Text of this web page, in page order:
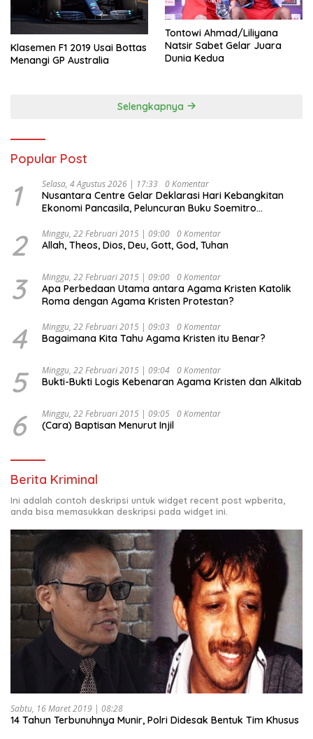
Klasemen F1 2019 Usai Bottas
Menangi GP Australia
Tontowi Ahmad/Liliyana
Natsir Sabet Gelar Juara
Dunia Kedua
Selengkapnya
Popular Post
1 Selasa, 4 Agustus 2026 | 17:33 0 Komentar
Nusantara Centre Gelar Deklarasi Hari Kebangkitan
Ekonomi Pancasila, Peluncuran Buku Soemitro
Ekonomi Politik Indonesia) & Simposium Nasional
“Urgensi Undang-Undang Perekonomian Nasional dan
Indonesia Emas 2045”,
2 Minggu, 22 Februari 2015 | 09:00 0 Komentar
Allah, Theos, Dios, Deu, Gott, God, Tuhan
3 Minggu, 22 Februari 2015 | 09:00 0 Komentar
Apa Perbedaan Utama antara Agama Kristen Katolik
Roma dengan Agama Kristen Protestan?
4 Minggu, 22 Februari 2015 | 09:03 0 Komentar
Bagaimana Kita Tahu Agama Kristen itu Benar?
5 Minggu, 22 Februari 2015 | 09:04 0 Komentar
Bukti-Bukti Logis Kebenaran Agama Kristen dan Alkitab
6 Minggu, 22 Februari 2015 | 09:05 0 Komentar
(Cara) Baptisan Menurut Injil
Berita Kriminal
Ini adalah contoh deskripsi untuk widget recent post wpberita,
anda bisa memasukkan deskripsi pada widget ini.
Sabtu, 16 Maret 2019 | 08:28
14 Tahun Terbunuhnya Munir, Polri Didesak Bentuk Tim Khusus